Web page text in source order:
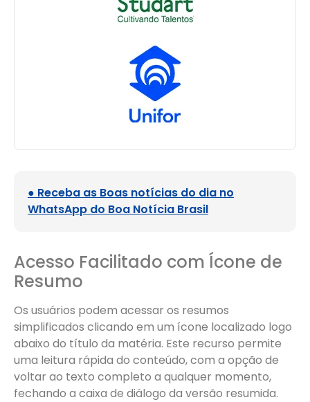
● Receba as Boas notícias do dia no
WhatsApp do Boa Notícia Brasil
Acesso Facilitado com Ícone de
Resumo
Os usuários podem acessar os resumos
simplificados clicando em um ícone localizado logo
abaixo do título da matéria. Este recurso permite
uma leitura rápida do conteúdo, com a opção de
voltar ao texto completo a qualquer momento,
fechando a caixa de diálogo da versão resumida.